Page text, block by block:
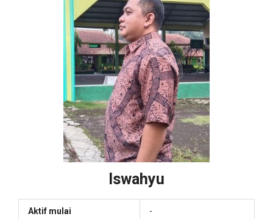
Iswahyu
Aktif mulai -